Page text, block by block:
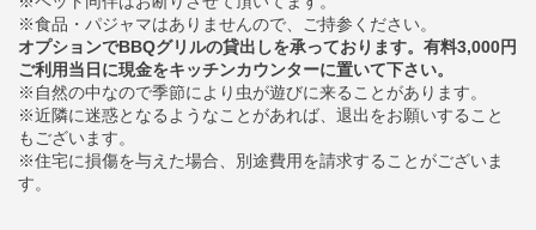
※食品・パジャマはありませんので、ご持参ください。
オプションでBBQグリルの貸出しを承っております。有料3,000円
ご利用当日に現金をキッチンカウンターに置いて下さい。
※自然の中なので季節により虫が遊びに来ることがあります。
※近隣に迷惑となるようなことがあれば、退出をお願いすること
もございます。
※住宅に損傷を与えた場合、別途費用を請求することがございま
す。